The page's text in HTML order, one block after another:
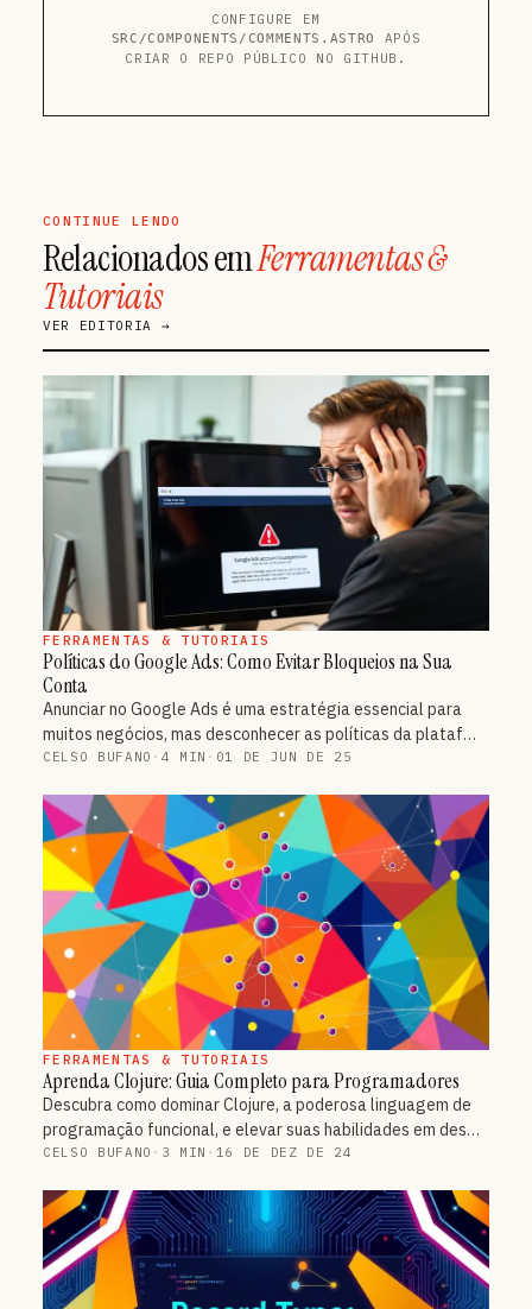
CONFIGURE EM
SRC/COMPONENTS/COMMENTS.ASTRO
APÓS
CRIAR O REPO PÚBLICO NO GITHUB.
CONTINUE LENDO
Relacionados emFerramentas &
Tutoriais
VER EDITORIA →
FERRAMENTAS & TUTORIAIS
Políticas do Google Ads: Como Evitar Bloqueios na Sua
Conta
Anunciar no Google Ads é uma estratégia essencial para
muitos negócios, mas desconhecer as políticas da plataf…
CELSO BUFANO · 4 MIN · 01 DE JUN DE 25
FERRAMENTAS & TUTORIAIS
Aprenda Clojure: Guia Completo para Programadores
Descubra como dominar Clojure, a poderosa linguagem de
programação funcional, e elevar suas habilidades em des…
CELSO BUFANO · 3 MIN · 16 DE DEZ DE 24